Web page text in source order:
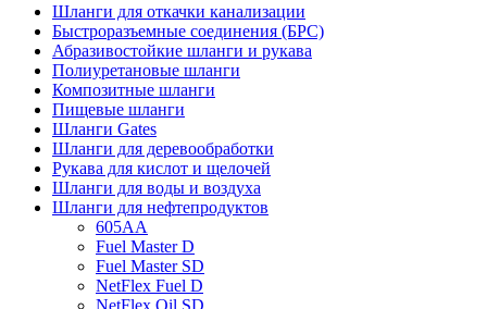
Шланги для откачки канализации
Быстроразъемные соединения (БРС)
Абразивостойкие шланги и рукава
Полиуретановые шланги
Композитные шланги
Пищевые шланги
Шланги Gates
Шланги для деревообработки
Рукава для кислот и щелочей
Шланги для воды и воздуха
Шланги для нефтепродуктов
605AA
Fuel Master D
Fuel Master SD
NetFlex Fuel D
NetFlex Oil SD